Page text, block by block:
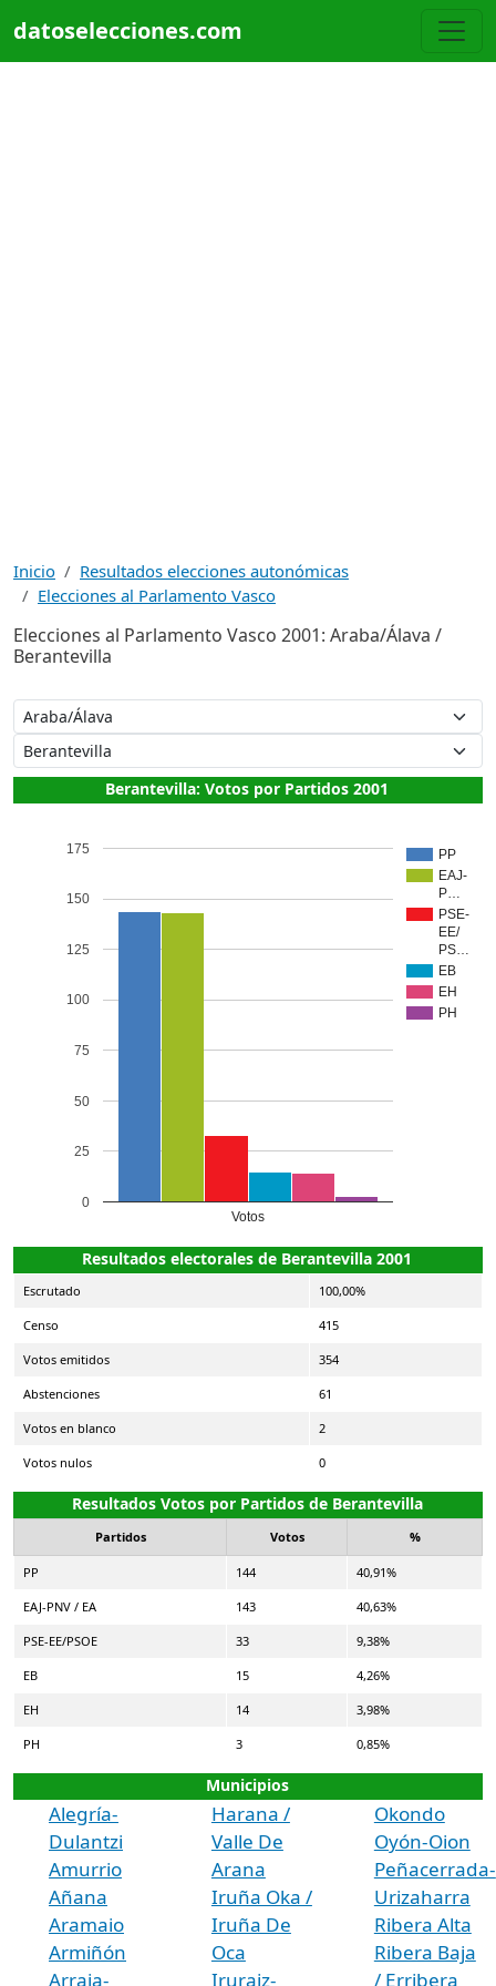
datoselecciones.com
Inicio
Resultados elecciones autonómicas
Elecciones al Parlamento Vasco
Elecciones al Parlamento Vasco 2001: Araba/Álava /
Berantevilla
Berantevilla: Votos por Partidos 2001
PP
EAJ-
P…
PSE-
EE/
PS…
EB
EH
PH
Votos
0
25
50
75
100
125
150
175
Resultados electorales de Berantevilla 2001
Escrutado 100,00%
Censo 415
Votos emitidos 354
Abstenciones 61
Votos en blanco 2
Votos nulos 0
Resultados Votos por Partidos de Berantevilla
Partidos Votos %
PP 144 40,91%
EAJ-PNV / EA 143 40,63%
PSE-EE/PSOE 33 9,38%
EB 15 4,26%
EH 14 3,98%
PH 3 0,85%
Municipios
Alegría-
Dulantzi
Amurrio
Añana
Aramaio
Armiñón
Arraia-
Harana /
Valle De
Arana
Iruña Oka /
Iruña De
Oca
Iruraiz-
Okondo
Oyón-Oion
Peñacerrada-
Urizaharra
Ribera Alta
Ribera Baja
/ Erribera